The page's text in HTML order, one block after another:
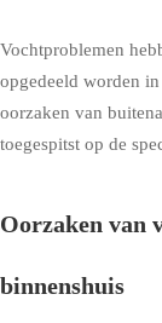
Vochtproblemen
opgedeeld worden
oorzaken van
toegespitst op de
Oorzaken van
binnenshuis